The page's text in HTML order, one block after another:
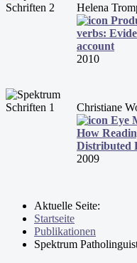
Helena
verbs:
account
2010
Christiane
Eye
How
Distributed
2009
Aktuelle Seite:
Startseite
Publikationen
Spektrum